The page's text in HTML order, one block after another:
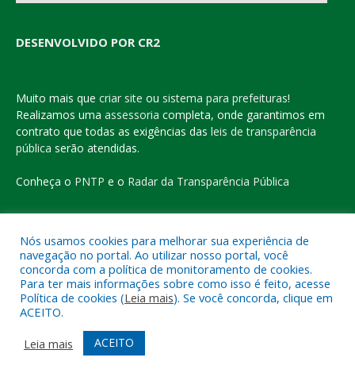
DESENVOLVIDO POR CR2
Muito mais que criar site ou sistema para prefeituras!
Realizamos uma assessoria completa, onde garantimos em
contrato que todas as exigências das leis de transparência
pública serão atendidas.
Conheça o PNTP e o Radar da Transparência Pública
Todos os direitos reservados a Prefeitura Municipal de Eldorado
do Carajás
Mapa do Site
Acessar o Webmail
Nós usamos cookies para melhorar sua experiência de
navegação no portal. Ao utilizar nosso portal, você
concorda com a política de monitoramento de cookies.
Para ter mais informações sobre como isso é feito, acesse
Política de cookies (Leia mais). Se você concorda, clique em
ACEITO.
Leia mais
ACEITO